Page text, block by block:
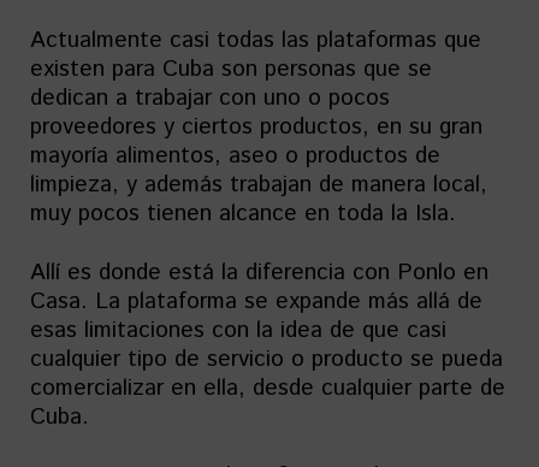
Actualmente casi todas las plataformas que
existen para Cuba son personas que se
dedican a trabajar con uno o pocos
proveedores y ciertos productos, en su gran
mayoría alimentos, aseo o productos de
limpieza, y además trabajan de manera local,
muy pocos tienen alcance en toda la Isla.
Allí es donde está la diferencia con Ponlo en
Casa. La plataforma se expande más allá de
esas limitaciones con la idea de que casi
cualquier tipo de servicio o producto se pueda
comercializar en ella, desde cualquier parte de
Cuba.